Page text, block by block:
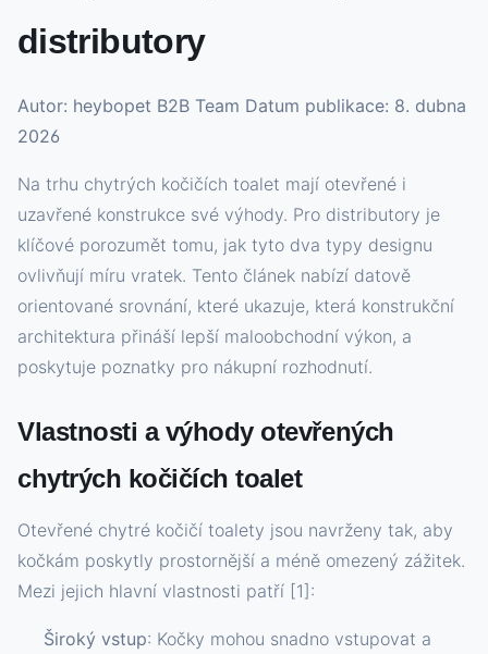
distributory
Autor: heybopet B2B Team Datum publikace: 8. dubna
2026
Na trhu chytrých kočičích toalet mají otevřené i
uzavřené konstrukce své výhody. Pro distributory je
klíčové porozumět tomu, jak tyto dva typy designu
ovlivňují míru vratek. Tento článek nabízí datově
orientované srovnání, které ukazuje, která konstrukční
architektura přináší lepší maloobchodní výkon, a
poskytuje poznatky pro nákupní rozhodnutí.
Vlastnosti a výhody otevřených
chytrých kočičích toalet
Otevřené chytré kočičí toalety jsou navrženy tak, aby
kočkám poskytly prostornější a méně omezený zážitek.
Mezi jejich hlavní vlastnosti patří [1]:
Široký vstup: Kočky mohou snadno vstupovat a